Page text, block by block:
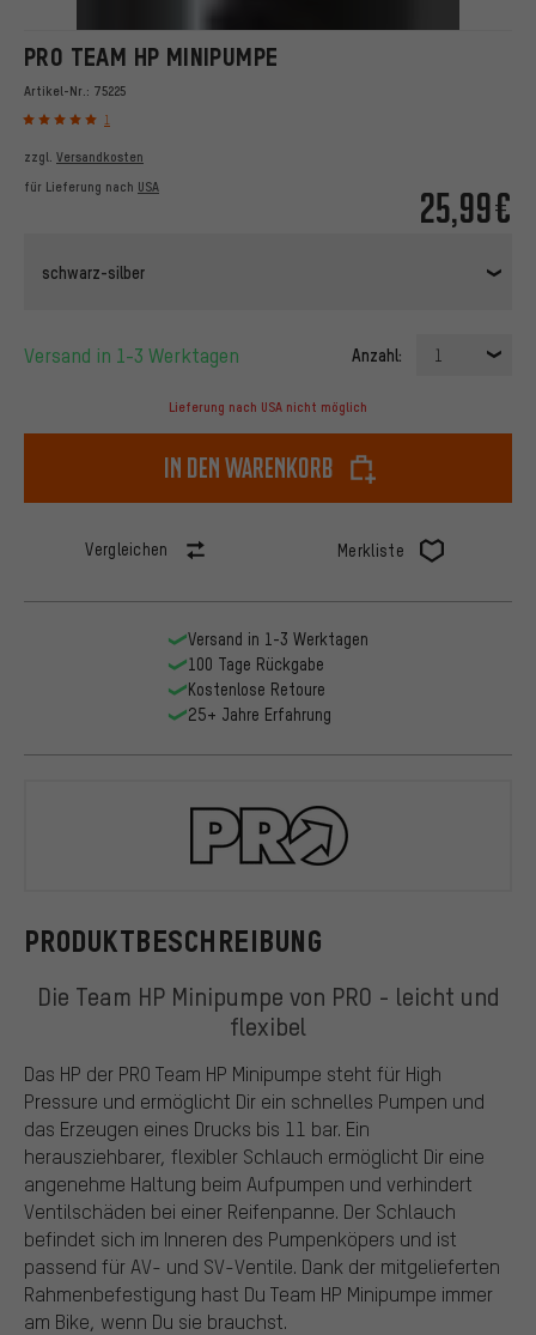
PRO TEAM HP MINIPUMPE
Artikel-Nr.: 75225
1
25,99€
zzgl. Versandkosten
für Lieferung nach USA
schwarz-silber
Versand in 1-3 Werktagen Anzahl: 1
Lieferung nach USA nicht möglich
In den Warenkorb
Vergleichen Merkliste
PRODUKTBESCHREIBUNG
Die Team HP Minipumpe von PRO - leicht und
flexibel
Das HP der PRO Team HP Minipumpe steht für High
Pressure und ermöglicht Dir ein schnelles Pumpen und
das Erzeugen eines Drucks bis 11 bar. Ein
herausziehbarer, flexibler Schlauch ermöglicht Dir eine
angenehme Haltung beim Aufpumpen und verhindert
Ventilschäden bei einer Reifenpanne. Der Schlauch
befindet sich im Inneren des Pumpenköpers und ist
passend für AV- und SV-Ventile. Dank der mitgelieferten
Rahmenbefestigung hast Du Team HP Minipumpe immer
am Bike, wenn Du sie brauchst.
Versand in 1-3 Werktagen
100 Tage Rückgabe
Kostenlose Retoure
25+ Jahre Erfahrung